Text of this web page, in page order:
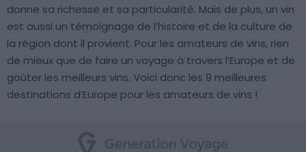
donne sa richesse et sa particularité. Mais de plus, un vin
est aussi un témoignage de l’histoire et de la culture de
la région dont il provient. Pour les amateurs de vins, rien
de mieux que de faire un voyage à travers l’Europe et de
goûter les meilleurs vins. Voici donc les 9 meilleures
destinations d’Europe pour les amateurs de vins !